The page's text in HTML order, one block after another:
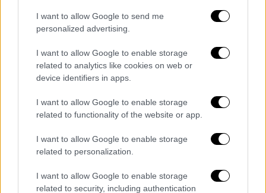
I want to allow Google to send me
personalized advertising.
I want to allow Google to enable storage
related to analytics like cookies on web or
device identifiers in apps.
I want to allow Google to enable storage
related to functionality of the website or app.
I want to allow Google to enable storage
related to personalization.
I want to allow Google to enable storage
related to security, including authentication
POPULAR VIDEOS
Μεσημεριανό...|09.08.2026 14:15
Μεσημεριανό δελτίο ειδήσεων
09/08/2026